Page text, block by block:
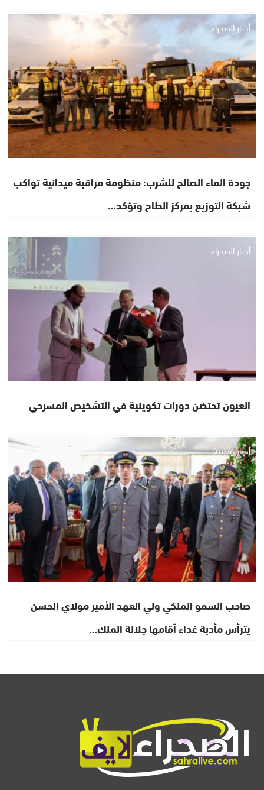
أخبار الصحراء
جودة الماء الصالح للشرب: منظومة مراقبة ميدانية تواكب
شبكة التوزيع بمركز الطاح وتؤكد…
أخبار الصحراء
العيون تحتضن دورات تكوينية في التشخيص المسرحي
أخبار وطنية
صاحب السمو الملكي ولي العهد الأمير مولاي الحسن
يترأس مأدبة غداء أقامها جلالة الملك…